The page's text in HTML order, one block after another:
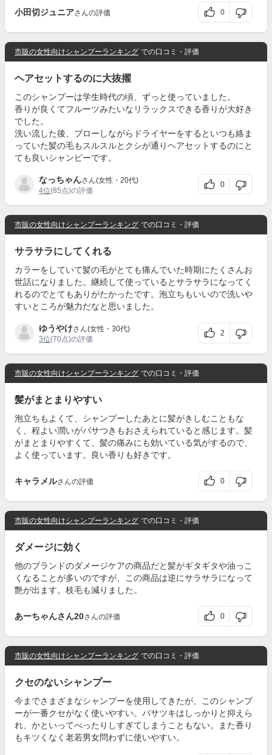
小田切ジュニアさんの評価 0
市販の女性向けシャンプーランキング での口コミ・評価
ヘアセットするのに大抜擢
このシャンプーは学生時代の頃、ずっと使っていました。
香りが良くてフルーツみたいなリラックスできる香りが大好き
でした。
洗い流した後、ブローしながらドライヤーをするといつも絡ま
っていた髪の毛もスルスルとクシが通りヘアセットするのにと
ても良いシャンピーです。
なっちゃんさん(女性・20代)
4位(85点)の評価
0
市販の女性向けシャンプーランキング での口コミ・評価
サラサラにしてくれる
カラーをしていて髪の毛がとても痛んでいた時期にたくさんお
世話になりました。継続して使っているとサラサラになってく
れるのでとてもありがたかったです。泡立ちもいいので洗いや
すいところが魅力だなと思いました。
ゆうやけさん(女性・30代)
3位(70点)の評価
2
市販の女性向けシャンプーランキング での口コミ・評価
髪がまとまりやすい
泡立ちもよくて、シャンプーしたあとに髪がきしむこともな
く、程よい潤いがパサつきもおさえられていると感じます。髪
がまとまりやすくて、髪の痛みにも効いている気がするので、
よく使っています。良い香りも好きです。
キャラメルさんの評価 0
市販の女性向けシャンプーランキング での口コミ・評価
ダメージに効く
他のブランドのダメージケアの商品だと髪がギタギタや油っこ
くなることが多いのですが、この商品は逆にサラサラになって
艶が出ます。枝毛も減りました。
あーちゃんさん20さんの評価 0
市販の女性向けシャンプーランキング での口コミ・評価
クセのないシャンプー
今までさまざまなシャンプーを使用してきたが、このシャンプ
ーが一番クセがなく使いやすい。パサツキはしっかりと抑えら
れ、かといってべったりしすぎてしまうこともない。また香り
もキツくなく老若男女問わずに使いやすい。